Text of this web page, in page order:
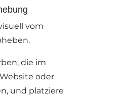
vom
die im
oder
und platziere